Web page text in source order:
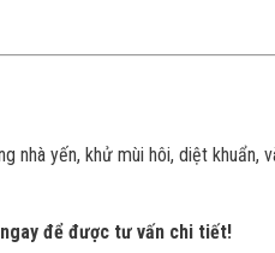
nhà yến, khử mùi hôi, diệt khuẩn,
để được tư vấn chi tiết!